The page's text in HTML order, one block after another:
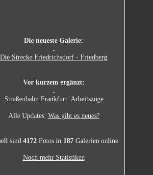
Die neueste Galerie:
Die Strecke Friedrichsdorf - Friedberg
Vor kurzem ergänzt:
Straßenbahn Frankfurt: Arbeitszüge
Alle Updates: Was gibt es neues?
sind 4172 Fotos in 187 Galerien online.
Noch mehr Statistiken